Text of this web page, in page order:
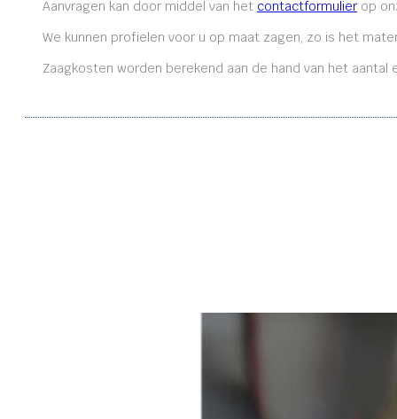
Aanvragen kan door middel van het contactformulier op
We kunnen profielen voor u op maat zagen, zo is het
Zaagkosten worden berekend aan de hand van het